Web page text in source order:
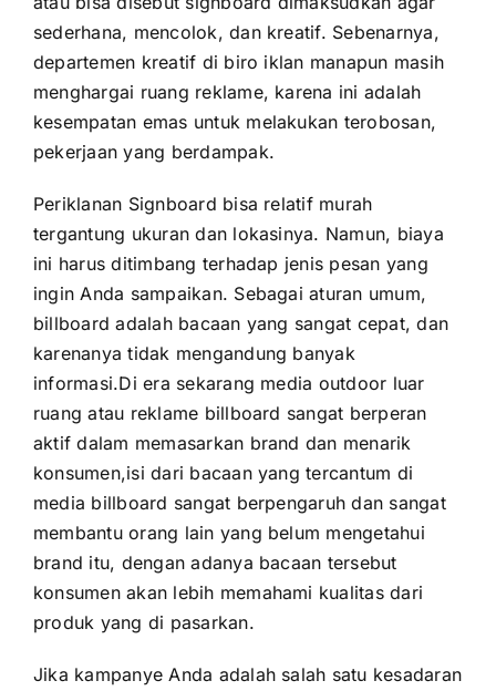
sederhana, mencolok, dan kreatif. Sebenarnya,
departemen kreatif di biro iklan manapun masih
menghargai ruang reklame, karena ini adalah
kesempatan emas untuk melakukan terobosan,
pekerjaan yang berdampak.
Periklanan Signboard bisa relatif murah
tergantung ukuran dan lokasinya. Namun, biaya
ini harus ditimbang terhadap jenis pesan yang
ingin Anda sampaikan. Sebagai aturan umum,
billboard adalah bacaan yang sangat cepat, dan
karenanya tidak mengandung banyak
informasi.Di era sekarang media outdoor luar
ruang atau reklame billboard sangat berperan
aktif dalam memasarkan brand dan menarik
konsumen,isi dari bacaan yang tercantum di
media billboard sangat berpengaruh dan sangat
membantu orang lain yang belum mengetahui
brand itu, dengan adanya bacaan tersebut
konsumen akan lebih memahami kualitas dari
produk yang di pasarkan.
Jika kampanye Anda adalah salah satu kesadaran